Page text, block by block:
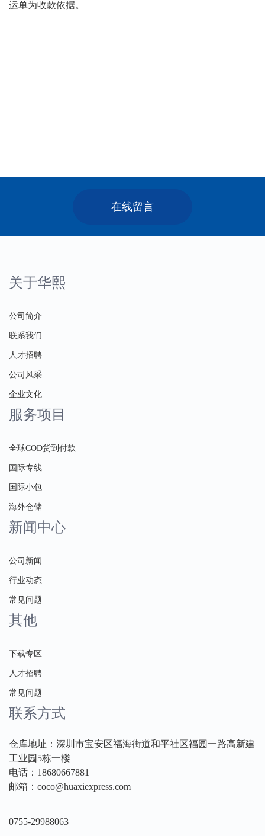
运单为收款依据。
在线留言
关于华熙
公司简介
联系我们
人才招聘
公司风采
企业文化
服务项目
全球COD货到付款
国际专线
国际小包
海外仓储
新闻中心
公司新闻
行业动态
常见问题
其他
下载专区
人才招聘
常见问题
联系方式
仓库地址：深圳市宝安区福海街道和平社区福园一路高新建
工业园5栋一楼
电话：18680667881
邮箱：coco@huaxiexpress.com
0755-29988063